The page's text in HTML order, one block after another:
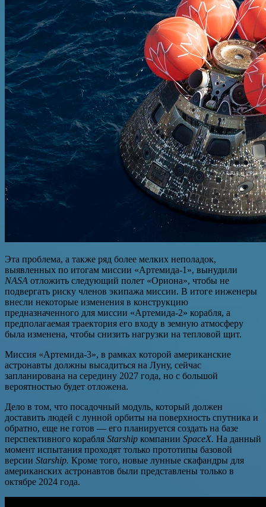
Эта проблема, а также ряд более мелких неполадок,
выявленных по итогам миссии «Артемида-1», вынудили
NASA отложить следующий полет «Ориона», чтобы не
подвергать риску членов экипажа миссии. В итоге инженеры
внесли некоторые изменения в конструкцию
предназначенного для миссии «Артемида-2» корабля, а
предполагаемая траектория его входу в земную атмосферу
была изменена, чтобы снизить нагрузки на тепловой щит.
Миссия «Артемида-3», в рамках которой американские
астронавты должны высадиться на Луну, сейчас
запланирована на середину 2027 года, но с большой
вероятностью будет отложена.
Дело в том, что посадочный модуль, который должен
доставить людей с лунной орбиты на поверхность спутника и
обратно, еще не готов — его планируется создать на базе
перспективного корабля Starship компании SpaceX. На данный
момент испытания проходят только прототипы базовой
версии Starship. Кроме того, новые лунные скафандры для
американских астронавтов были представлены только в
октябре 2024 года.